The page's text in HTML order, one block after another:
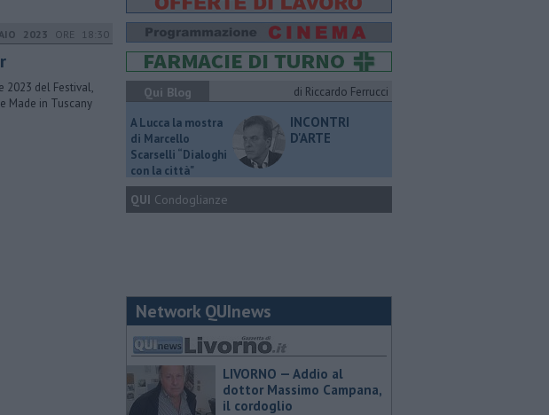
2023 ORE 18:30
2023 del Festival,
Made in Tuscany
Qui Blog di Riccardo Ferrucci
A Lucca la mostra
di Marcello
Scarselli “Dialoghi
con la città"
INCONTRI
D'ARTE
QUI Condoglianze
Network QUInews
LIVORNO — Addio al
dottor Massimo Campana,
il cordoglio